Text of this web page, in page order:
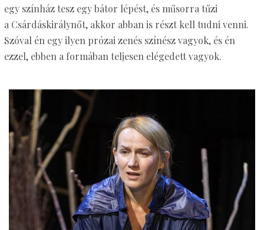
egy színház tesz egy bátor lépést, és műsorra tűzi
a Csárdáskirálynőt, akkor abban is részt kell tudni venni.
Szóval én egy ilyen prózai zenés színész vagyok, és én
ezzel, ebben a formában teljesen elégedett vagyok.